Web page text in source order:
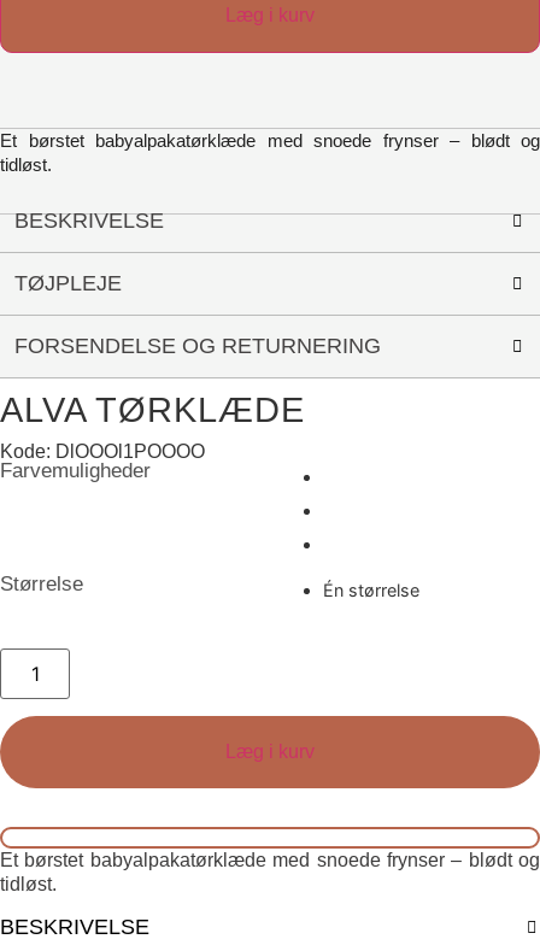
Læg i kurv
Et børstet babyalpakatørklæde med snoede frynser – blødt og
tidløst.
BESKRIVELSE
TØJPLEJE
FORSENDELSE OG RETURNERING
ALVA TØRKLÆDE
Kode: DlOOOl1POOOO
Farvemuligheder
Størrelse Én størrelse
Alva
Tørklæde
antal
Læg i kurv
Et børstet babyalpakatørklæde med snoede frynser – blødt og
tidløst.
BESKRIVELSE